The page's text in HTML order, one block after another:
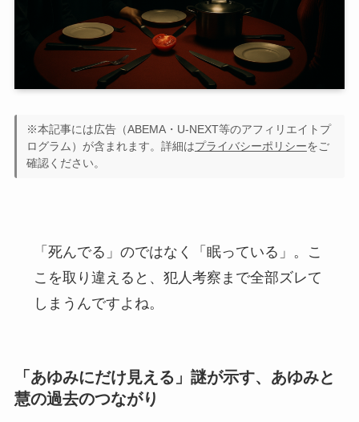
※本記事には広告（ABEMA・U-NEXT等のアフィリエイトプ
ログラム）が含まれます。詳細はプライバシーポリシーをご
確認ください。
「死んでる」のではなく「眠っている」。こ
こを取り違えると、犯人考察まで全部ズレて
しまうんですよね。
「あゆみにだけ見える」謎が示す、あゆみと
慧の過去のつながり